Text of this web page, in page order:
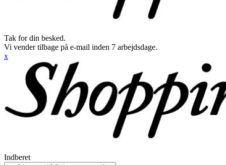
Tak for din besked.
Vi vender tilbage på e-mail inden 7 arbejdsdage.
x
Indberet